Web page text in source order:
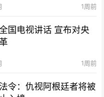
1周前
国电视讲话 宣布对央
1周前
令：仇视阿根廷者将被